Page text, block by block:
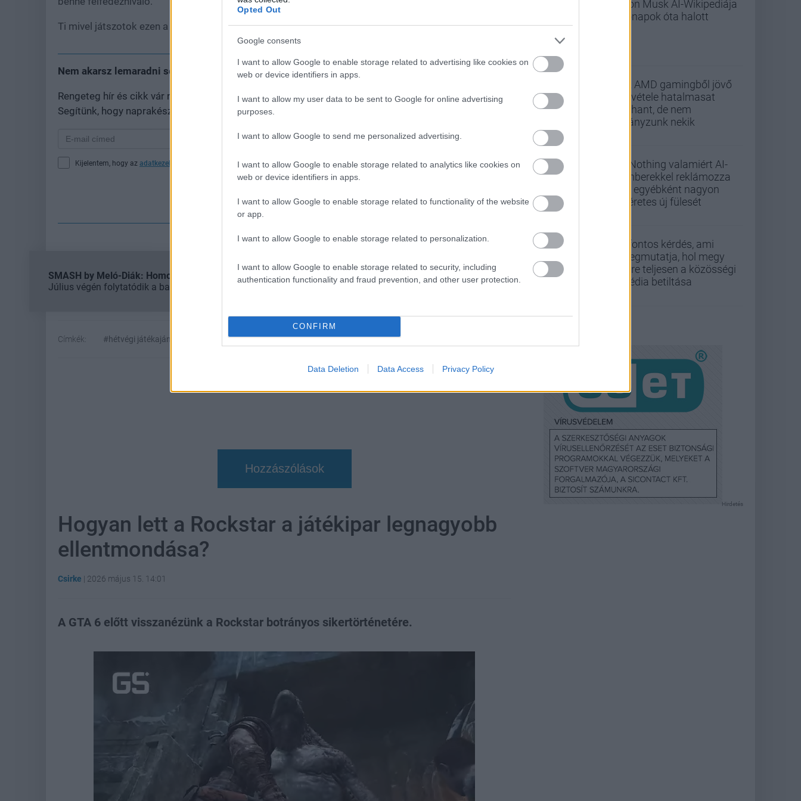
Opted Out
Google consents
I want to allow Google to enable storage related to advertising like cookies on
web or device identifiers in apps.
I want to allow my user data to be sent to Google for online advertising
purposes.
I want to allow Google to send me personalized advertising.
I want to allow Google to enable storage related to analytics like cookies on
web or device identifiers in apps.
I want to allow Google to enable storage related to functionality of the website
or app.
I want to allow Google to enable storage related to personalization.
I want to allow Google to enable storage related to security, including
authentication functionality and fraud prevention, and other user protection.
CONFIRM
Data Deletion Data Access Privacy Policy
Ti mivel játszotok ezen a hétvégén?
Nem akarsz lemaradni semmiről?
Rengeteg hír és cikk vár rád, lehet, hogy éppen nem jön szembe GSO-n vagy a social médiában.
Segítünk, hogy naprakész maradj, kiválogatjuk neked a legjobbakat,
Kijelentem, hogy az adatkezelési nyilatkozat tartalmát megismertem és azt elfogadom.
Feliratkozom
SMASH by Meló-Diák: Homok, zene és a nyár legjobb hangulata – Jön a második forduló! (X)
Július végén folytatódik a balatoni strandröplabda-sorozat.
Címkék: #hétvégi játékajánló #heroes of might and magic: olden era #invincible vs
Hozzászólások
Hogyan lett a Rockstar a játékipar legnagyobb
ellentmondása?
Csirke | 2026 május 15. 14:01
A GTA 6 előtt visszanézünk a Rockstar botrányos sikertörténetére.
Elon Musk AI-Wikipediája
hónapok óta halott
Az AMD gamingből jövő
bevétele hatalmasat
zuhant, de nem
hiányzunk nekik
A Nothing valamiért AI-
emberekkel reklámozza
az egyébként nagyon
ígéretes új fülesét
5 fontos kérdés, ami
megmutatja, hol megy
félre teljesen a közösségi
média betiltása
Hirdetés